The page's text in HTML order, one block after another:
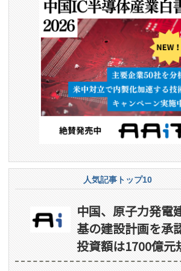
人気記事トップ10
中国、原子力発電
基の建設計画を
投資額は1700億元